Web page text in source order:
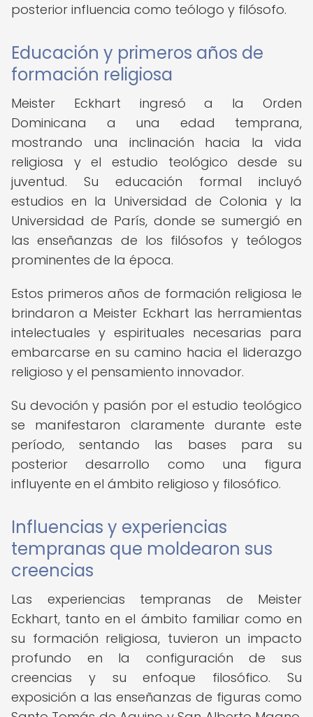
posterior influencia como teólogo y filósofo.
Educación y primeros años de
formación religiosa
Meister Eckhart ingresó a la Orden
Dominicana a una edad temprana,
mostrando una inclinación hacia la vida
religiosa y el estudio teológico desde su
juventud. Su educación formal incluyó
estudios en la Universidad de Colonia y la
Universidad de París, donde se sumergió en
las enseñanzas de los filósofos y teólogos
prominentes de la época.
Estos primeros años de formación religiosa le
brindaron a Meister Eckhart las herramientas
intelectuales y espirituales necesarias para
embarcarse en su camino hacia el liderazgo
religioso y el pensamiento innovador.
Su devoción y pasión por el estudio teológico
se manifestaron claramente durante este
período, sentando las bases para su
posterior desarrollo como una figura
influyente en el ámbito religioso y filosófico.
Influencias y experiencias
tempranas que moldearon sus
creencias
Las experiencias tempranas de Meister
Eckhart, tanto en el ámbito familiar como en
su formación religiosa, tuvieron un impacto
profundo en la configuración de sus
creencias y su enfoque filosófico. Su
exposición a las enseñanzas de figuras como